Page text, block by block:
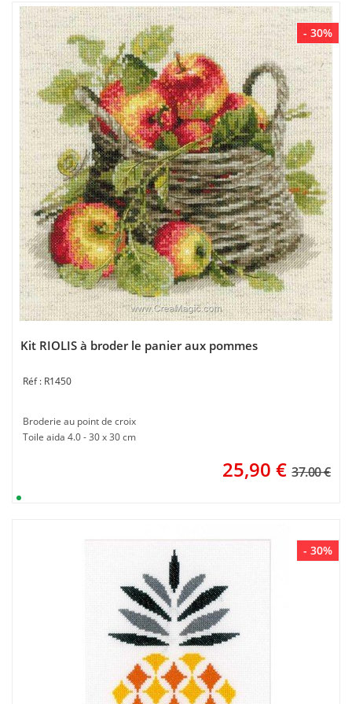
- 30%
Kit RIOLIS à broder le panier aux pommes
R1450
Broderie au point de croix
Toile aida 4.0 - 30 x 30 cm
25,90 € 37.00 €
- 30%